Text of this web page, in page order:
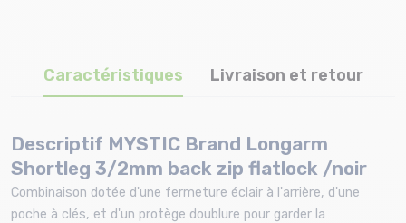
Caractéristiques Livraison et retour
Descriptif MYSTIC Brand Longarm
Shortleg 3/2mm back zip flatlock /noir
Combinaison dotée d'une fermeture éclair à l'arrière, d'une
poche à clés, et d'un protège doublure pour garder la